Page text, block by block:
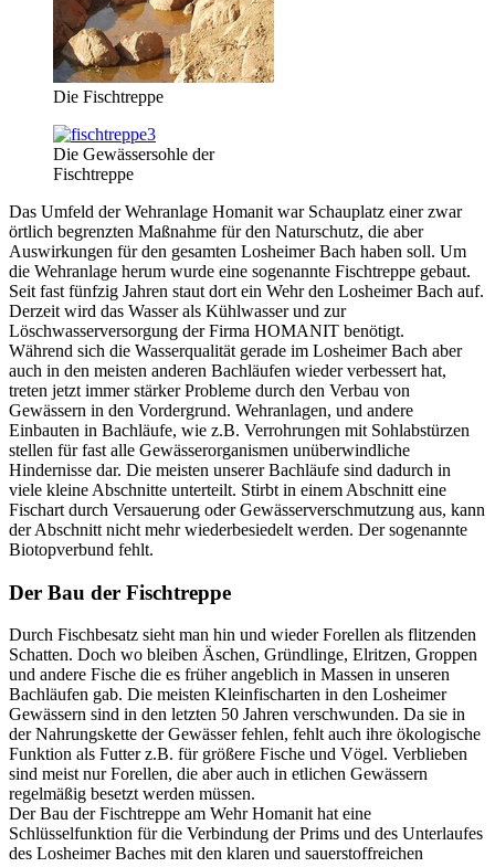
Die Fischtreppe
Die Gewässersohle der
Fischtreppe
Das Umfeld der Wehranlage Homanit war Schauplatz einer zwar
örtlich begrenzten Maßnahme für den Naturschutz, die aber
Auswirkungen für den gesamten Losheimer Bach haben soll. Um
die Wehranlage herum wurde eine sogenannte Fischtreppe gebaut.
Seit fast fünfzig Jahren staut dort ein Wehr den Losheimer Bach auf.
Derzeit wird das Wasser als Kühlwasser und zur
Löschwasserversorgung der Firma HOMANIT benötigt.
Während sich die Wasserqualität gerade im Losheimer Bach aber
auch in den meisten anderen Bachläufen wieder verbessert hat,
treten jetzt immer stärker Probleme durch den Verbau von
Gewässern in den Vordergrund. Wehranlagen, und andere
Einbauten in Bachläufe, wie z.B. Verrohrungen mit Sohlabstürzen
stellen für fast alle Gewässerorganismen unüberwindliche
Hindernisse dar. Die meisten unserer Bachläufe sind dadurch in
viele kleine Abschnitte unterteilt. Stirbt in einem Abschnitt eine
Fischart durch Versauerung oder Gewässerverschmutzung aus, kann
der Abschnitt nicht mehr wiederbesiedelt werden. Der sogenannte
Biotopverbund fehlt.
Der Bau der Fischtreppe
Durch Fischbesatz sieht man hin und wieder Forellen als flitzenden
Schatten. Doch wo bleiben Äschen, Gründlinge, Elritzen, Groppen
und andere Fische die es früher angeblich in Massen in unseren
Bachläufen gab. Die meisten Kleinfischarten in den Losheimer
Gewässern sind in den letzten 50 Jahren verschwunden. Da sie in
der Nahrungskette der Gewässer fehlen, fehlt auch ihre ökologische
Funktion als Futter z.B. für größere Fische und Vögel. Verblieben
sind meist nur Forellen, die aber auch in etlichen Gewässern
regelmäßig besetzt werden müssen.
Der Bau der Fischtreppe am Wehr Homanit hat eine
Schlüsselfunktion für die Verbindung der Prims und des Unterlaufes
des Losheimer Baches mit den klaren und sauerstoffreichen